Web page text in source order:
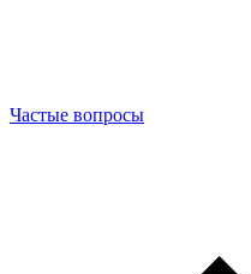
Частые вопросы